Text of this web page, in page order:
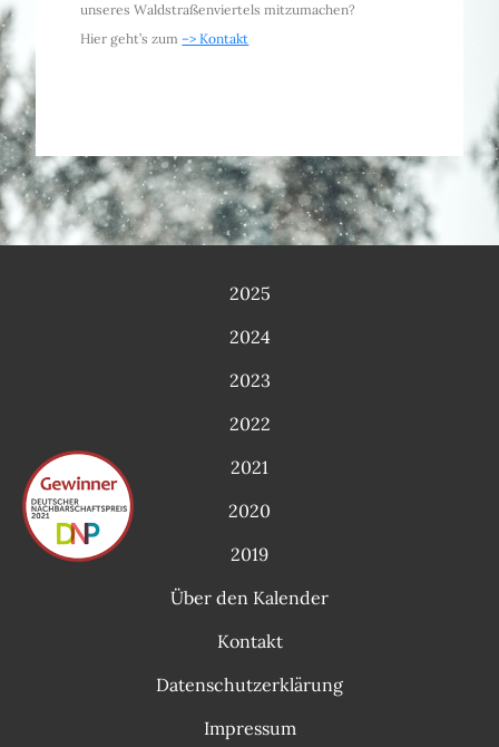
unseres Waldstraßenviertels mitzumachen?
Hier geht’s zum–> Kontakt
2025
2024
2023
2022
2021
2020
2019
Über den Kalender
Kontakt
Datenschutzerklärung
Impressum